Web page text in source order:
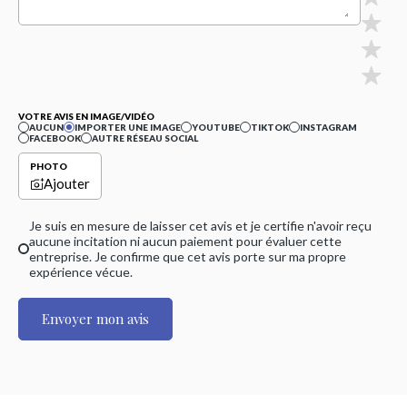
VOTRE AVIS EN IMAGE/VIDÉO
AUCUN
IMPORTER UNE IMAGE YOUTUBE TIKTOK
INSTAGRAM
FACEBOOK
AUTRE RÉSEAU SOCIAL
PHOTO
Ajouter
Je suis en mesure de laisser cet avis et je certifie n'avoir reçu
aucune incitation ni aucun paiement pour évaluer cette
entreprise. Je confirme que cet avis porte sur ma propre
expérience vécue.
Envoyer mon avis